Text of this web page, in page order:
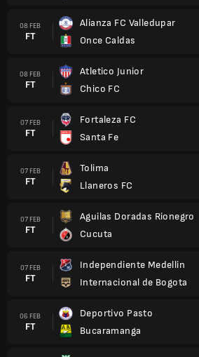
08 FEB
FT
Alianza FC Valledupar
Once Caldas
08 FEB
FT
Atletico Junior
Chico FC
07 FEB
FT
Fortaleza FC
Santa Fe
07 FEB
FT
Tolima
Llaneros FC
07 FEB
FT
Aguilas Doradas Rionegro
Cucuta
07 FEB
FT
Independiente Medellin
Internacional de Bogota
06 FEB
FT
Deportivo Pasto
Bucaramanga